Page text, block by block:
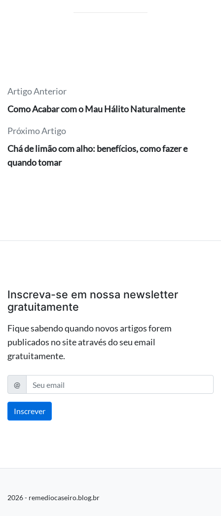
Artigo Anterior
Como Acabar com o Mau Hálito Naturalmente
Próximo Artigo
Chá de limão com alho: benefícios, como fazer e
quando tomar
Inscreva-se em nossa newsletter
gratuitamente
Fique sabendo quando novos artigos forem
publicados no site através do seu email
gratuitamente.
@
E-mail
Inscrever
2026 - remediocaseiro.blog.br